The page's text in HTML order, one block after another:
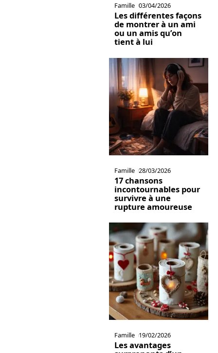
Famille 03/04/2026
Les différentes façons
de montrer à un ami
ou un amis qu’on
tient à lui
Famille 28/03/2026
17 chansons
incontournables pour
survivre à une
rupture amoureuse
Famille 19/02/2026
Les avantages